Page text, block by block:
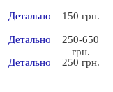
Детально
Детально
Детально
150 грн.
250-650
грн.
250 грн.